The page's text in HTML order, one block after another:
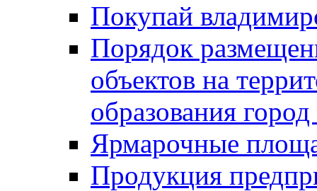
Покупай
Порядок
объектов на
образования
Ярмарочные
Продукция